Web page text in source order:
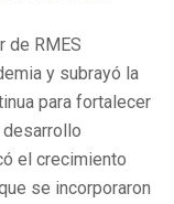
de RMES
y subrayó la
para fortalecer
el crecimiento
se incorporaron